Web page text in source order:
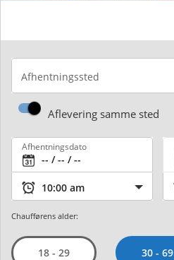
Afhentningssted
Aflevering samme sted
Afhentningsdato
Chaufførens alder:
18 - 29 30 - 69